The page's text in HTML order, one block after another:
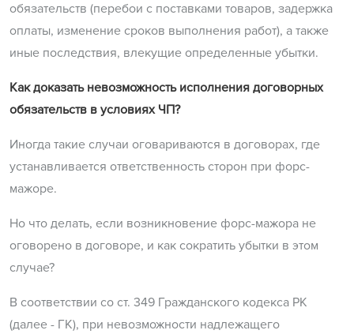
обязательств (перебои с поставками товаров, задержка
оплаты, изменение сроков выполнения работ), а также
иные последствия, влекущие определенные убытки.
Как доказать невозможность исполнения договорных
обязательств в условиях ЧП?
Иногда такие случаи оговариваются в договорах, где
устанавливается ответственность сторон при форс-
мажоре.
Но что делать, если возникновение форс-мажора не
оговорено в договоре, и как сократить убытки в этом
случае?
В соответствии со ст. 349 Гражданского кодекса РК
(далее - ГК), при невозможности надлежащего